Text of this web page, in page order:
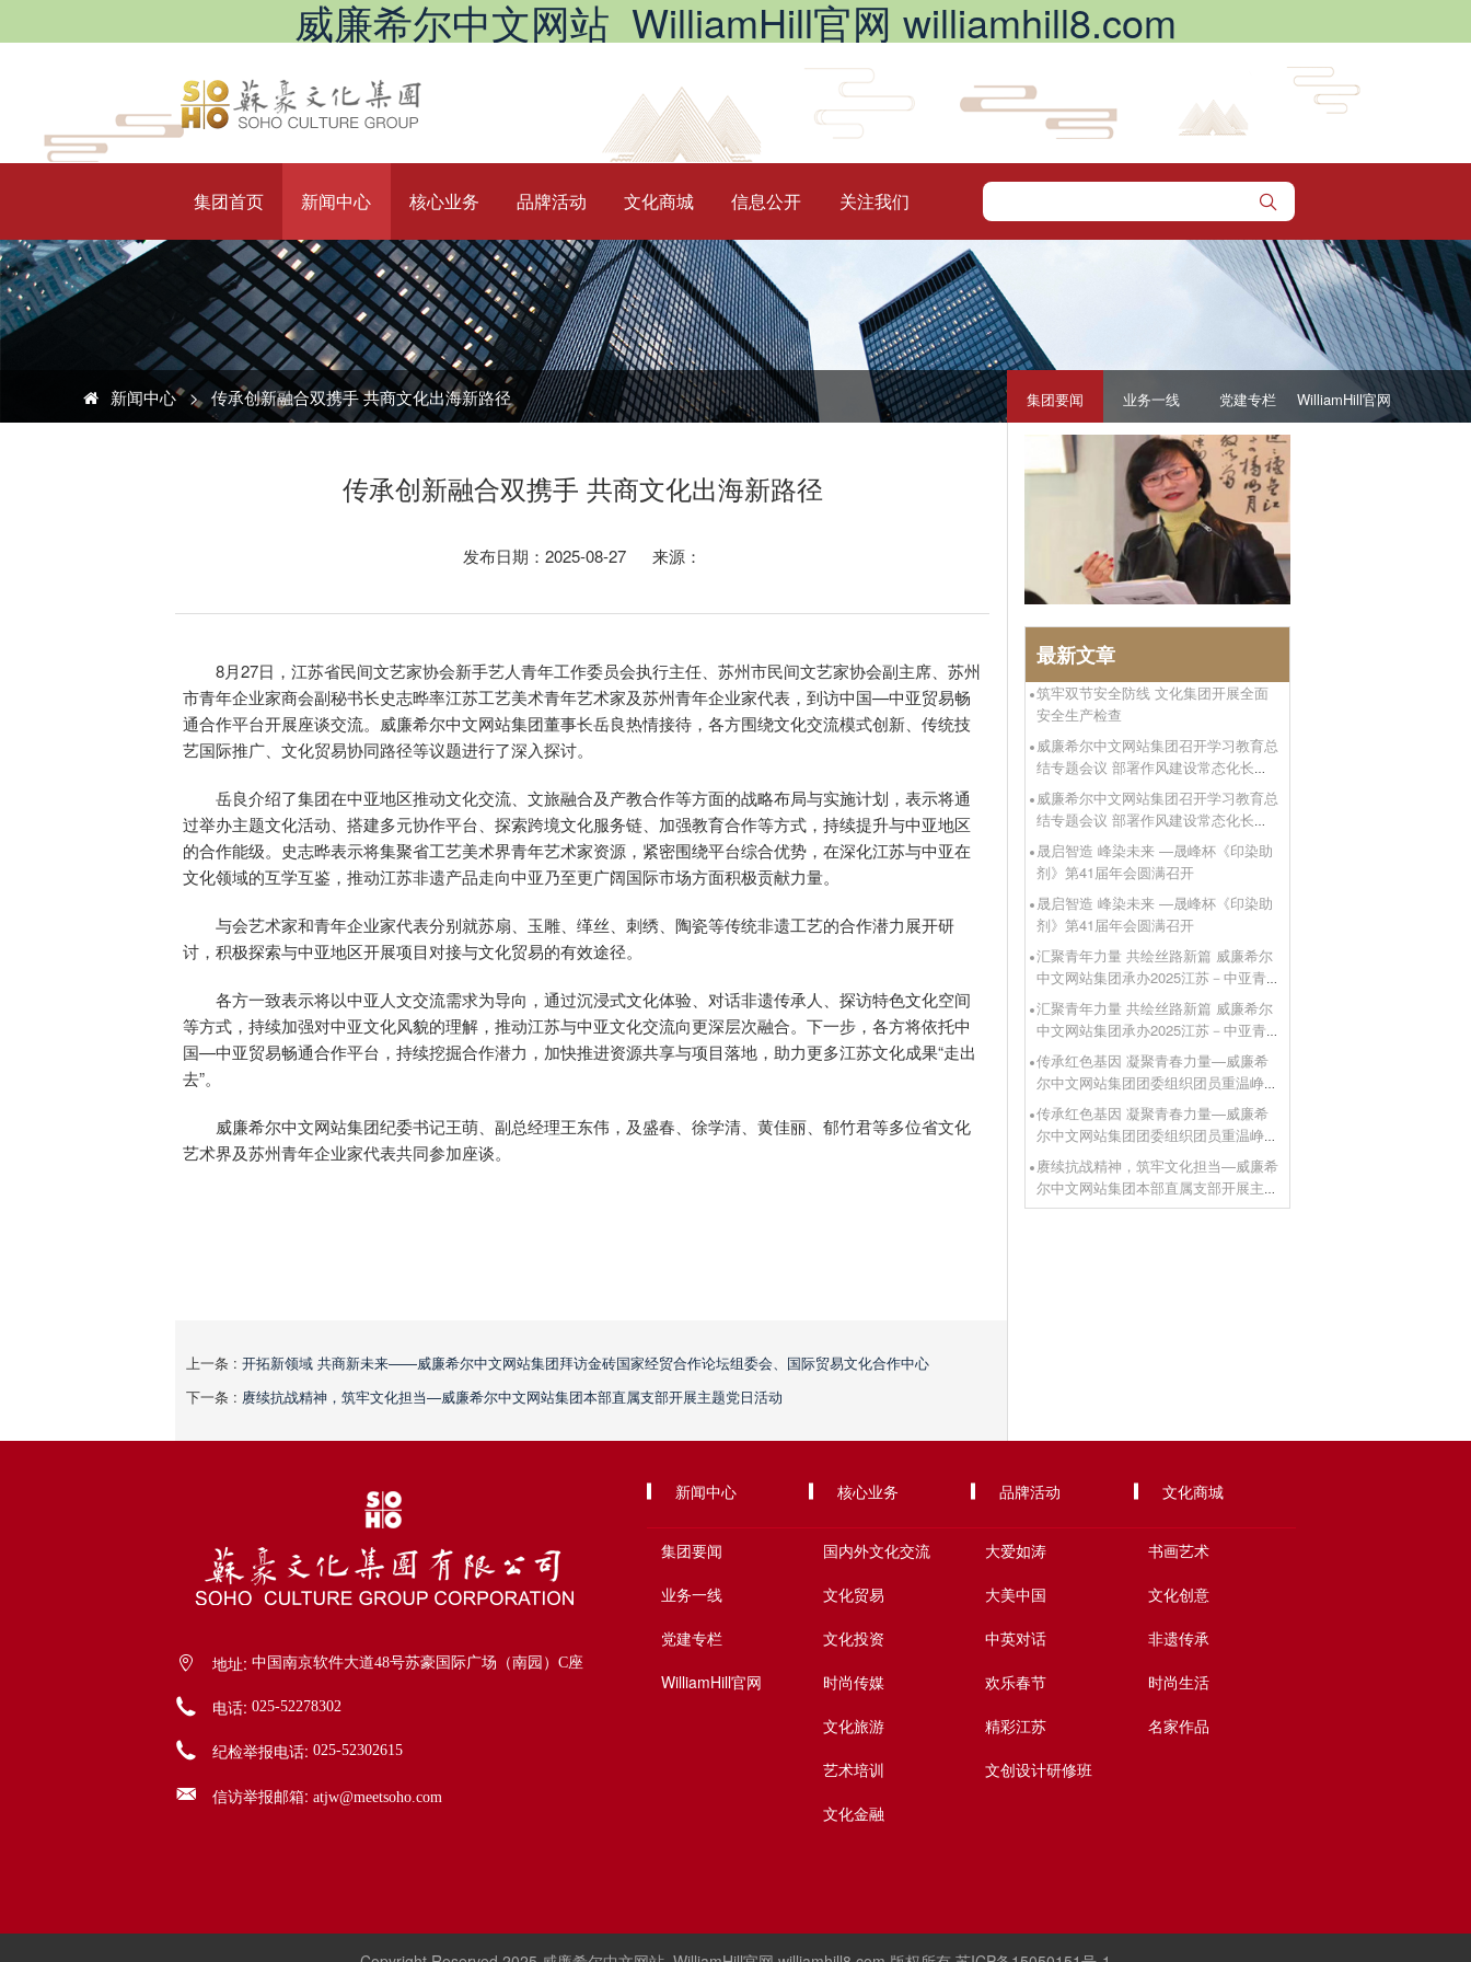
威廉希尔中文网站_WilliamHill官网 williamhill8.com
集团首页 新闻中心 核心业务 品牌活动 文化商城 信息公开 关注我们
新闻中心 > 传承创新融合双携手 共商文化出海新路径 集团要闻 业务一线 党建专栏 WilliamHill官网
传承创新融合双携手 共商文化出海新路径
发布日期：2025-08-27 来源：
8月27日，江苏省民间文艺家协会新手艺人青年工作委员会执行主任、苏州市民间文艺家协会副主席、苏州
市青年企业家商会副秘书长史志晔率江苏工艺美术青年艺术家及苏州青年企业家代表，到访中国—中亚贸易畅
通合作平台开展座谈交流。威廉希尔中文网站集团董事长岳良热情接待，各方围绕文化交流模式创新、传统技
艺国际推广、文化贸易协同路径等议题进行了深入探讨。
岳良介绍了集团在中亚地区推动文化交流、文旅融合及产教合作等方面的战略布局与实施计划，表示将通
过举办主题文化活动、搭建多元协作平台、探索跨境文化服务链、加强教育合作等方式，持续提升与中亚地区
的合作能级。史志晔表示将集聚省工艺美术界青年艺术家资源，紧密围绕平台综合优势，在深化江苏与中亚在
文化领域的互学互鉴，推动江苏非遗产品走向中亚乃至更广阔国际市场方面积极贡献力量。
与会艺术家和青年企业家代表分别就苏扇、玉雕、缂丝、刺绣、陶瓷等传统非遗工艺的合作潜力展开研
讨，积极探索与中亚地区开展项目对接与文化贸易的有效途径。
各方一致表示将以中亚人文交流需求为导向，通过沉浸式文化体验、对话非遗传承人、探访特色文化空间
等方式，持续加强对中亚文化风貌的理解，推动江苏与中亚文化交流向更深层次融合。下一步，各方将依托中
国—中亚贸易畅通合作平台，持续挖掘合作潜力，加快推进资源共享与项目落地，助力更多江苏文化成果“走出
去”。
威廉希尔中文网站集团纪委书记王萌、副总经理王东伟，及盛春、徐学清、黄佳丽、郁竹君等多位省文化
艺术界及苏州青年企业家代表共同参加座谈。
上一条 :
开拓新领域 共商新未来——威廉希尔中文网站集团拜访金砖国家经贸合作论坛组委会、国际贸易文化合作中心
下一条 : 赓续抗战精神，筑牢文化担当—威廉希尔中文网站集团本部直属支部开展主题党日活动
最新文章
筑牢双节安全防线 文化集团开展全面
安全生产检查
威廉希尔中文网站集团召开学习教育总
结专题会议 部署作风建设常态化长效
化工作
威廉希尔中文网站集团召开学习教育总
结专题会议 部署作风建设常态化长效
化工作
晟启智造 峰染未来 —晟峰杯《印染助
剂》第41届年会圆满召开
晟启智造 峰染未来 —晟峰杯《印染助
剂》第41届年会圆满召开
汇聚青年力量 共绘丝路新篇 威廉希尔
中文网站集团承办2025江苏－中亚青
年首届联谊会
汇聚青年力量 共绘丝路新篇 威廉希尔
中文网站集团承办2025江苏－中亚青
年首届联谊会
传承红色基因 凝聚青春力量—威廉希
尔中文网站集团团委组织团员重温峥嵘
岁月
传承红色基因 凝聚青春力量—威廉希
尔中文网站集团团委组织团员重温峥嵘
岁月
赓续抗战精神，筑牢文化担当—威廉希
尔中文网站集团本部直属支部开展主题
党日活动
地址: 中国南京软件大道48号苏豪国际广场（南园）C座
电话: 025-52278302
纪检举报电话: 025-52302615
信访举报邮箱: atjw@meetsoho.com
新闻中心
集团要闻
业务一线
党建专栏
WilliamHill官网
核心业务
国内外文化交流
文化贸易
文化投资
时尚传媒
文化旅游
艺术培训
文化金融
品牌活动
大爱如涛
大美中国
中英对话
欢乐春节
精彩江苏
文创设计研修班
文化商城
书画艺术
文化创意
非遗传承
时尚生活
名家作品